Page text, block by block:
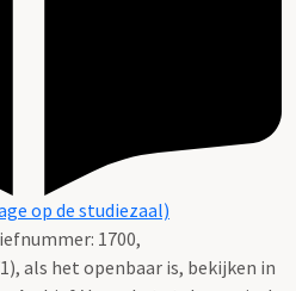
op de studiezaal)
1700,
als het openbaar is, bekijken in